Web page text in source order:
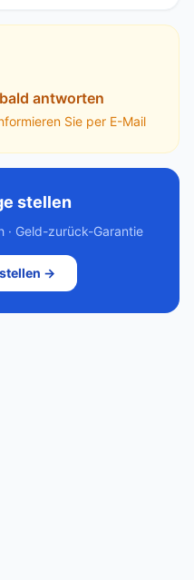
antworten
Sie per E-Mail
stellen
· Geld-zurück-Garantie
→